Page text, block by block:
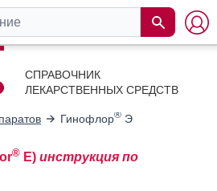
СПРАВОЧНИК
ЛЕКАРСТВЕННЫХ СРЕДСТВ
Гинофлор® Э
® E) инструкция по